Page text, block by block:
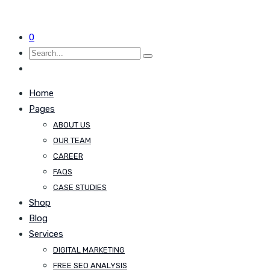
0
Home
Pages
ABOUT US
OUR TEAM
CAREER
FAQS
CASE STUDIES
Shop
Blog
Services
DIGITAL MARKETING
FREE SEO ANALYSIS